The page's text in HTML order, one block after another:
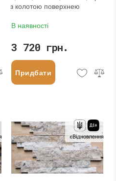
з колотою поверхнею
В наявності
3 720 грн.
Придбати